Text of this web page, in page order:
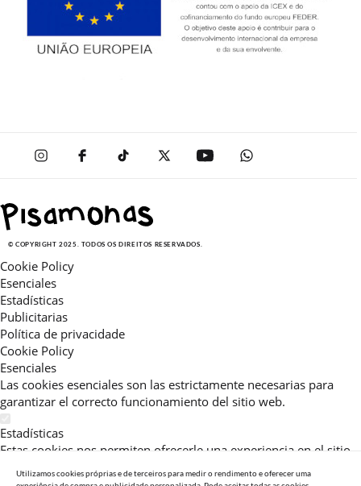
© COPYRIGHT 2025. TODOS OS DIREITOS RESERVADOS.
Cookie Policy
Esenciales
Estadísticas
Publicitarias
Política de privacidade
Cookie Policy
Esenciales
Las cookies esenciales son las estrictamente necesarias para
garantizar el correcto funcionamiento del sitio web.
Estadísticas
Estas cookies nos permiten ofrecerle una experiencia en el sitio
adaptada a su navegación (recomendaciones de producto
Utilizamos cookies próprias e de terceiros para medir o rendimento e oferecer uma